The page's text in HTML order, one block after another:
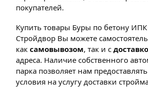
покупателей.
Купить товары Буры по бетону
Стройдвор Вы можете
как самовывозом, так и с
адреса. Наличие собственного
парка позволяет нам
условия на услугу доставки